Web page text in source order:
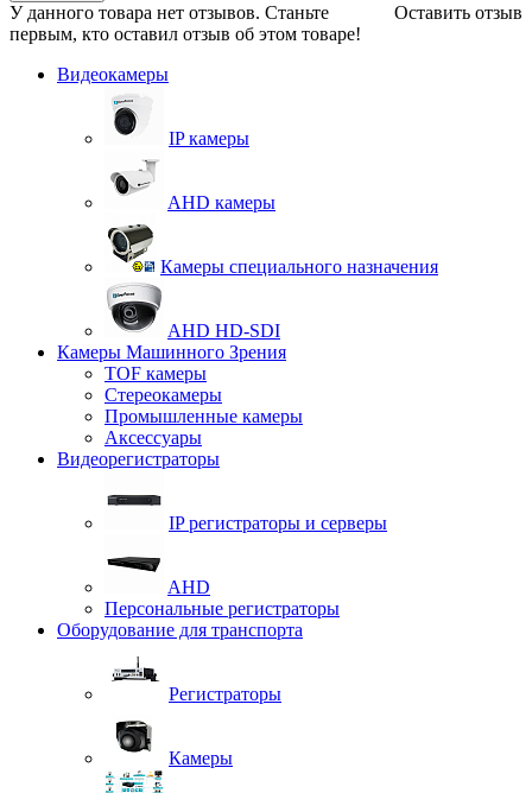
Оставить отзыв
У данного товара нет отзывов. Станьте
первым, кто оставил отзыв об этом товаре!
Видеокамеры
IP камеры
AHD камеры
Камеры специального назначения
AHD HD-SDI
Камеры Машинного Зрения
TOF камеры
Стереокамеры
Промышленные камеры
Аксессуары
Видеорегистраторы
IP регистраторы и серверы
AHD
Персональные регистраторы
Оборудование для транспорта
Регистраторы
Камеры